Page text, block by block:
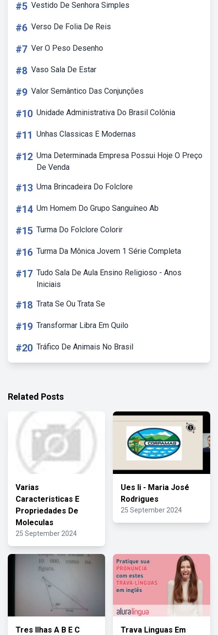
#5 Vestido De Senhora Simples
#6 Verso De Folia De Reis
#7 Ver O Peso Desenho
#8 Vaso Sala De Estar
#9 Valor Semântico Das Conjunções
#10 Unidade Administrativa Do Brasil Colônia
#11 Unhas Classicas E Modernas
#12 Uma Determinada Empresa Possui Hoje O Preço
De Venda
#13 Uma Brincadeira Do Folclore
#14 Um Homem Do Grupo Sanguíneo Ab
#15 Turma Do Folclore Colorir
#16 Turma Da Mônica Jovem 1 Série Completa
#17 Tudo Sala De Aula Ensino Religioso - Anos
Iniciais
#18 Trata Se Ou Trata Se
#19 Transformar Libra Em Quilo
#20 Tráfico De Animais No Brasil
Related Posts
Varias
Caracteristicas E
Propriedades De
Moleculas
25 September 2024
Ues Ii - Maria José
Rodrigues
25 September 2024
Tres Ilhas A B E C Trava Linguas Em